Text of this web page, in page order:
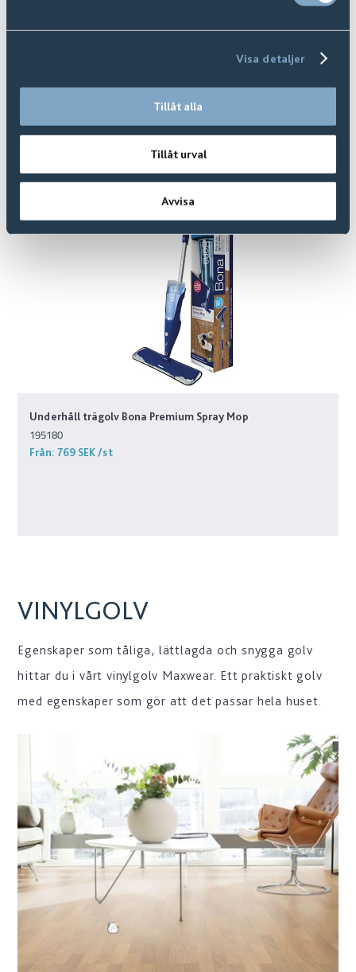
Visa detaljer
Tillåt alla
Tillåt urval
Avvisa
Underhåll trägolv Bona Premium Spray Mop
195180
Från:769 SEK/st
VINYLGOLV
Egenskaper som tåliga, lättlagda och snygga golv
hittar du i vårt vinylgolv Maxwear. Ett praktiskt golv
med egenskaper som gör att det passar hela huset.